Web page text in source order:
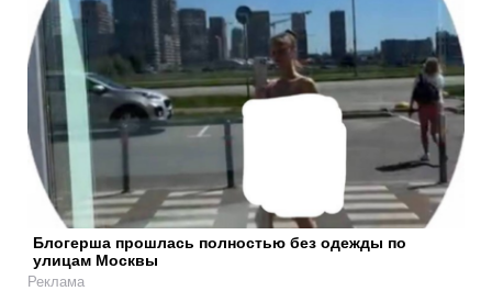
Блогерша прошлась полностью без одежды по
улицам Москвы
Реклама